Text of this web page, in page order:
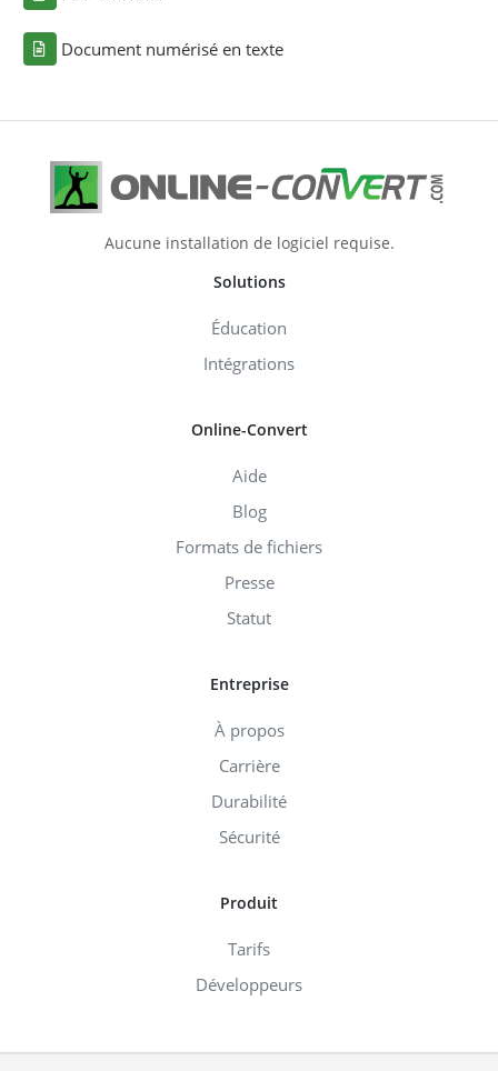
Document numérisé en texte
Aucune installation de logiciel requise.
Solutions
Éducation
Intégrations
Online-Convert
Aide
Blog
Formats de fichiers
Presse
Statut
Entreprise
À propos
Carrière
Durabilité
Sécurité
Produit
Tarifs
Développeurs